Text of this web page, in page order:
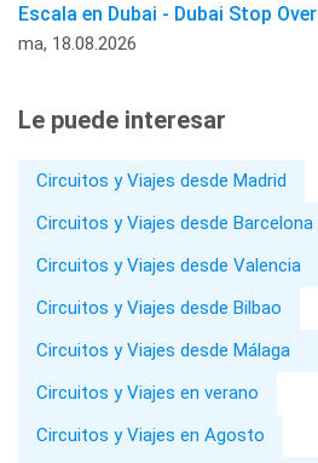
Escala en Dubai - Dubai Stop Over
ma, 18.08.2026
Le puede interesar
Circuitos y Viajes desde Madrid
Circuitos y Viajes desde Barcelona
Circuitos y Viajes desde Valencia
Circuitos y Viajes desde Bilbao
Circuitos y Viajes desde Málaga
Circuitos y Viajes en verano
Circuitos y Viajes en Agosto